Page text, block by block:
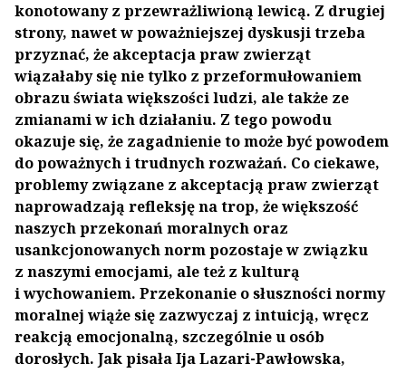
konotowany z przewrażliwioną lewicą. Z drugiej
strony, nawet w poważniejszej dyskusji trzeba
przyznać, że akceptacja praw zwierząt
wiązałaby się nie tylko z przeformułowaniem
obrazu świata większości ludzi, ale także ze
zmianami w ich działaniu. Z tego powodu
okazuje się, że zagadnienie to może być powodem
do poważnych i trudnych rozważań. Co ciekawe,
problemy związane z akceptacją praw zwierząt
naprowadzają refleksję na trop, że większość
naszych przekonań moralnych oraz
usankcjonowanych norm pozostaje w związku
z naszymi emocjami, ale też z kulturą
i wychowaniem. Przekonanie o słuszności normy
moralnej wiąże się zazwyczaj z intuicją, wręcz
reakcją emocjonalną, szczególnie u osób
dorosłych. Jak pisała Ija Lazari-Pawłowska,